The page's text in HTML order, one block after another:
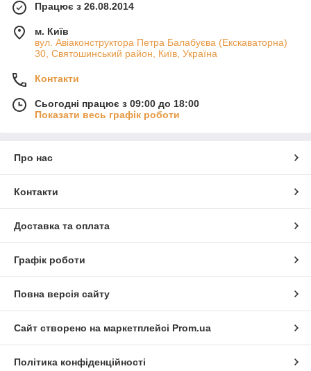
Працює з 26.08.2014
м. Київ
вул. Авіаконструктора Петра Балабуєва (Екскаваторна)
30, Святошинський район, Київ, Україна
Контакти
Сьогодні працює з 09:00 до 18:00
Показати весь графік роботи
Про нас
Контакти
Доставка та оплата
Графік роботи
Повна версія сайту
Сайт створено на маркетплейсі Prom.ua
Політика конфіденційності